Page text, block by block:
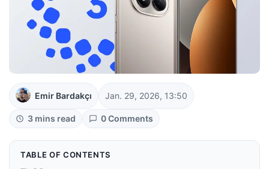
Emir Bardakçı Jan. 29, 2026, 13:50
3 mins read 0 Comments
TABLE OF CONTENTS